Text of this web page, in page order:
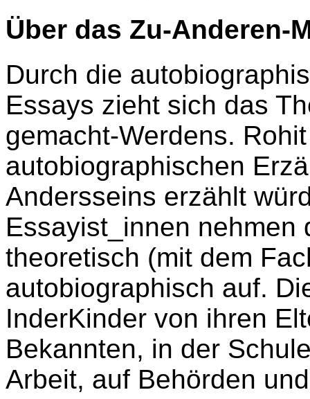
Über das Zu-Anderen-
Durch die
Essays zieht sich das
gemacht-Werdens.
autobiographischen
Andersseins erzählt
Essayist_innen nehmen
theoretisch (mit dem
autobiographisch auf.
InderKinder von ihren
Bekannten, in der
Arbeit, auf Behörden